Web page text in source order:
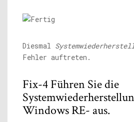
Diesmal
Fehler auftreten.
Fix-4 Führen Sie die
Windows RE- aus.